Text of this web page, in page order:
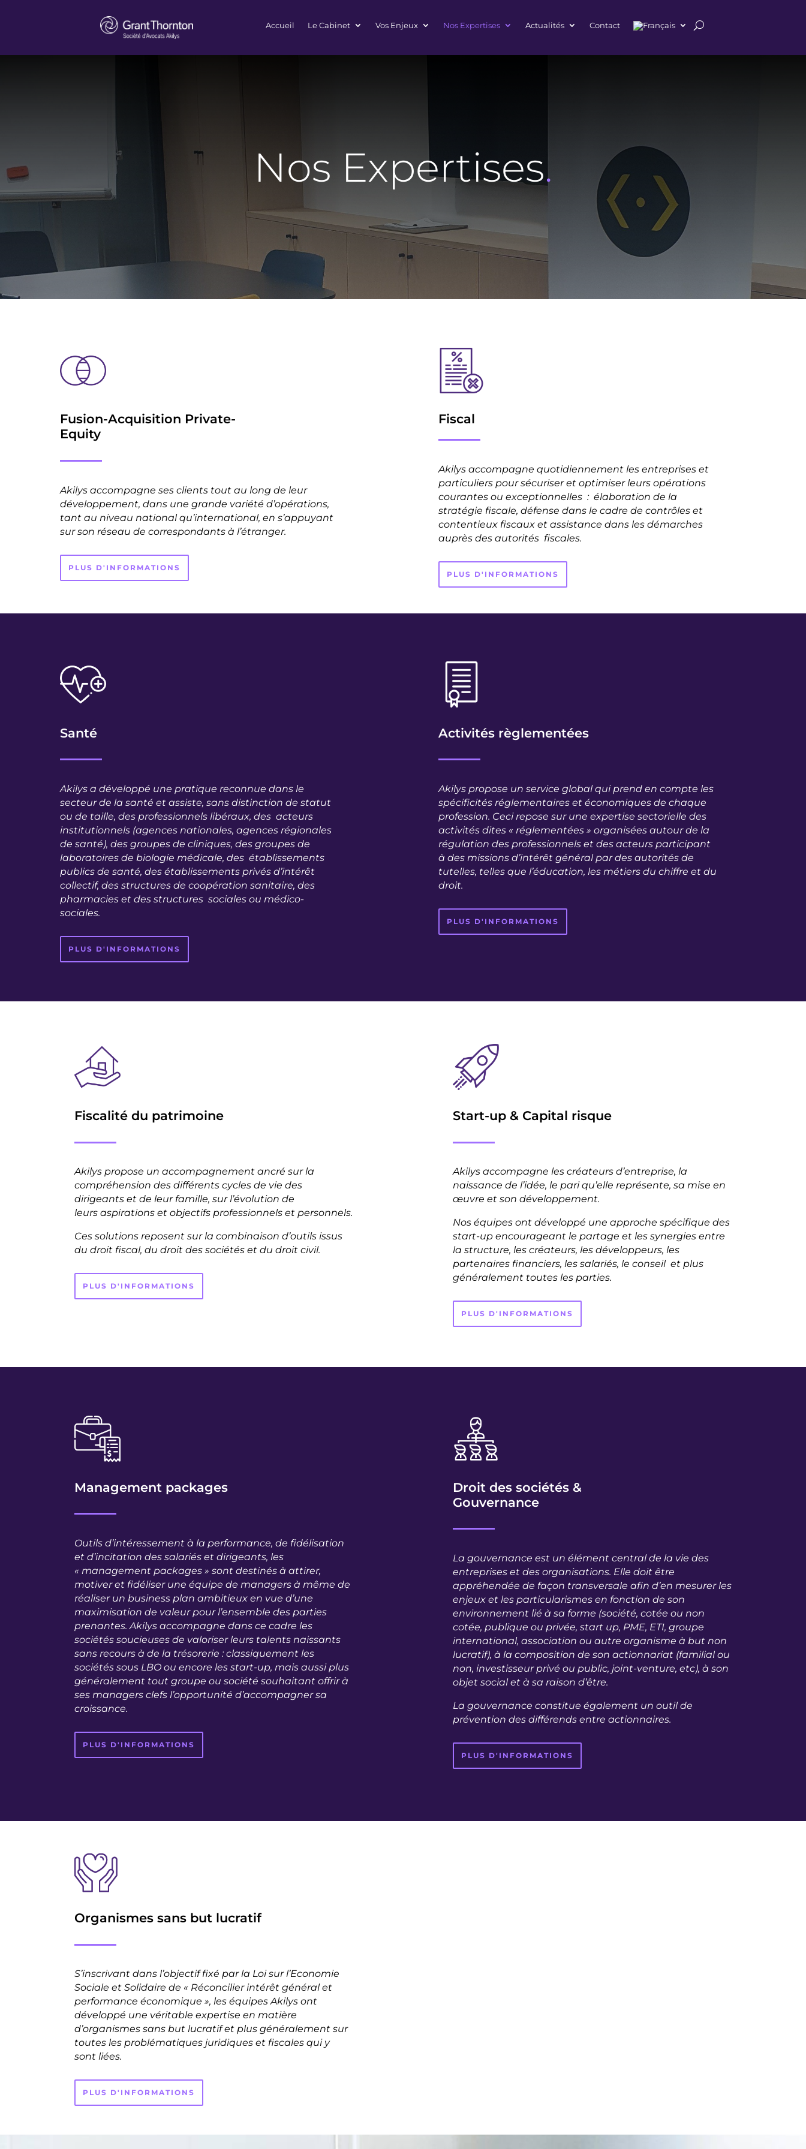
Accueil Le Cabinet Vos Enjeux Nos Expertises Actualités Contact
Nos Expertises.
Fusion-Acquisition Private-
Equity
Akilys accompagne ses clients tout au long de leur
développement, dans une grande variété d’opérations,
tant au niveau national qu’international, en s’appuyant
sur son réseau de correspondants à l’étranger.
PLUS D'INFORMATIONS
Fiscal
Akilys accompagne quotidiennement les entreprises et
particuliers pour sécuriser et optimiser leurs opérations
courantes ou exceptionnelles : élaboration de la
stratégie fiscale, défense dans le cadre de contrôles et
contentieux fiscaux et assistance dans les démarches
auprès des autorités fiscales.
PLUS D'INFORMATIONS
Santé
Akilys a développé une pratique reconnue dans le
secteur de la santé et assiste, sans distinction de statut
ou de taille, des professionnels libéraux, des acteurs
institutionnels (agences nationales, agences régionales
de santé), des groupes de cliniques, des groupes de
laboratoires de biologie médicale, des établissements
publics de santé, des établissements privés d’intérêt
collectif, des structures de coopération sanitaire, des
pharmacies et des structures sociales ou médico-
sociales.
PLUS D'INFORMATIONS
Activités règlementées
Akilys propose un service global qui prend en compte les
spécificités réglementaires et économiques de chaque
profession. Ceci repose sur une expertise sectorielle des
activités dites « réglementées » organisées autour de la
régulation des professionnels et des acteurs participant
à des missions d’intérêt général par des autorités de
tutelles, telles que l’éducation, les métiers du chiffre et du
droit.
PLUS D'INFORMATIONS
Fiscalité du patrimoine
Akilys propose un accompagnement ancré sur la
compréhension des différents cycles de vie des
dirigeants et de leur famille, sur l’évolution de
leurs aspirations et objectifs professionnels et personnels.
Ces solutions reposent sur la combinaison d’outils issus
du droit fiscal, du droit des sociétés et du droit civil.
PLUS D'INFORMATIONS
Start-up & Capital risque
Akilys accompagne les créateurs d’entreprise, la
naissance de l’idée, le pari qu’elle représente, sa mise en
œuvre et son développement.
Nos équipes ont développé une approche spécifique des
start-up encourageant le partage et les synergies entre
la structure, les créateurs, les développeurs, les
partenaires financiers, les salariés, le conseil et plus
généralement toutes les parties.
PLUS D'INFORMATIONS
Management packages
Outils d’intéressement à la performance, de fidélisation
et d’incitation des salariés et dirigeants, les
« management packages » sont destinés à attirer,
motiver et fidéliser une équipe de managers à même de
réaliser un business plan ambitieux en vue d’une
maximisation de valeur pour l’ensemble des parties
prenantes. Akilys accompagne dans ce cadre les
sociétés soucieuses de valoriser leurs talents naissants
sans recours à de la trésorerie : classiquement les
sociétés sous LBO ou encore les start-up, mais aussi plus
généralement tout groupe ou société souhaitant offrir à
ses managers clefs l’opportunité d’accompagner sa
croissance.
PLUS D'INFORMATIONS
Droit des sociétés &
Gouvernance
La gouvernance est un élément central de la vie des
entreprises et des organisations. Elle doit être
appréhendée de façon transversale afin d’en mesurer les
enjeux et les particularismes en fonction de son
environnement lié à sa forme (société, cotée ou non
cotée, publique ou privée, start up, PME, ETI, groupe
international, association ou autre organisme à but non
lucratif), à la composition de son actionnariat (familial ou
non, investisseur privé ou public, joint-venture, etc), à son
objet social et à sa raison d’être.
La gouvernance constitue également un outil de
prévention des différends entre actionnaires.
PLUS D'INFORMATIONS
Organismes sans but lucratif
S’inscrivant dans l’objectif fixé par la Loi sur l’Economie
Sociale et Solidaire de « Réconcilier intérêt général et
performance économique », les équipes Akilys ont
développé une véritable expertise en matière
d’organismes sans but lucratif et plus généralement sur
toutes les problématiques juridiques et fiscales qui y
sont liées.
PLUS D'INFORMATIONS